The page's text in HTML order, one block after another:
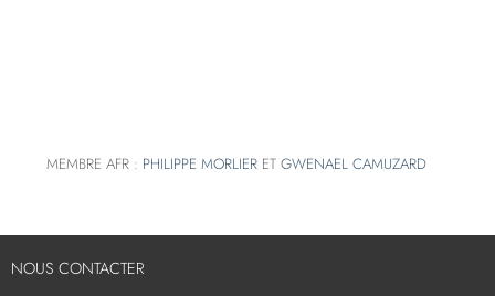
MEMBRE AFR : PHILIPPE MORLIER ETGWENAEL CAMUZARD
NOUS CONTACTER